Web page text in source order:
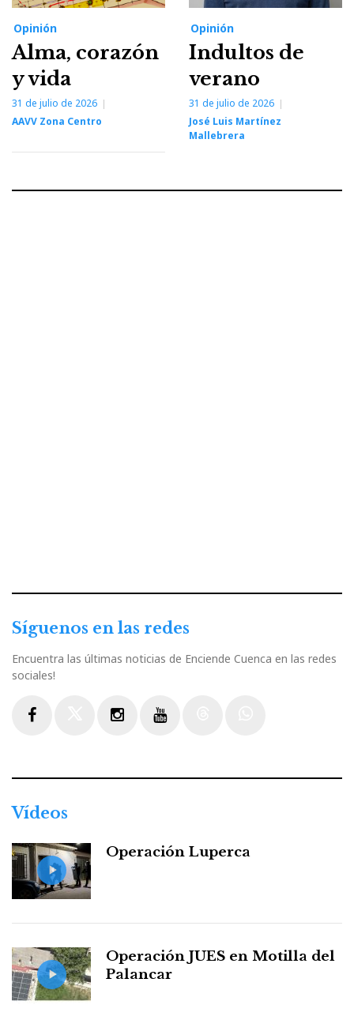
Opinión
Alma, corazón
y vida
31 de julio de 2026
AAVV Zona Centro
Opinión
Indultos de
verano
31 de julio de 2026
José Luis Martínez
Mallebrera
Síguenos en las redes
Encuentra las últimas noticias de Enciende Cuenca en las redes
sociales!
Vídeos
Operación Luperca
Operación JUES en Motilla del
Palancar